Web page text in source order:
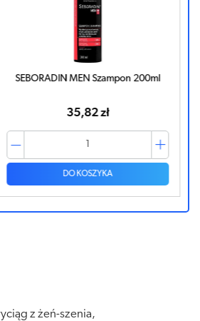
MEN Szampon 200ml
z żeń-szenia,